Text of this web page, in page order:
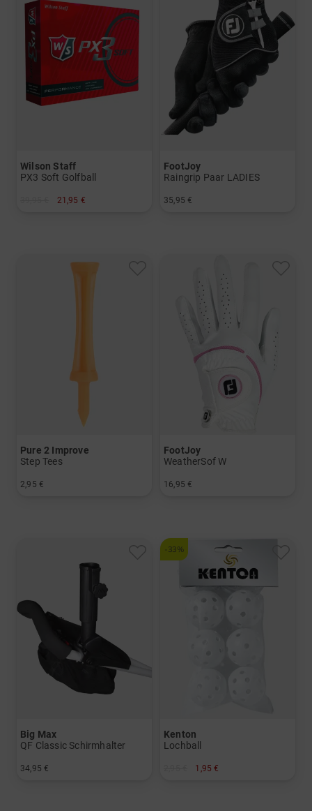
Wilson Staff
PX3 Soft Golfball
21,95 €
FootJoy
Raingrip Paar LADIES
35,95 €
Pure 2 Improve
Step Tees
2,95 €
FootJoy
WeatherSof W
16,95 €
Big Max
QF Classic Schirmhalter
34,95 €
-33%
Kenton
Lochball
1,95 €